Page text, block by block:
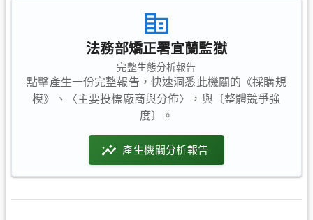
法務部矯正署宜蘭監獄
完整生態分析報告
點擊產生一份完整報告，快速洞悉此機關的《採購規
模》、〈主要投標廠商與分佈〉，與〔整體競爭強
度〕。
產生機關分析報告